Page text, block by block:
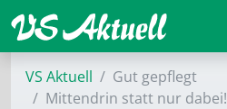
VS Aktuell
Gut gepflegt
Mittendrin statt nur dabei!